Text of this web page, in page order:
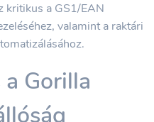
kritikus a GS1/EAN
valamint a raktári
Gorilla